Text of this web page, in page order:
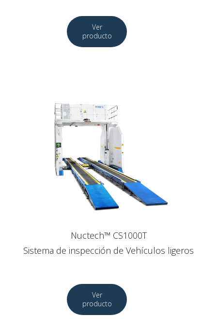
Nuctech™ CS1000T
Sistema de inspección de Vehículos ligeros